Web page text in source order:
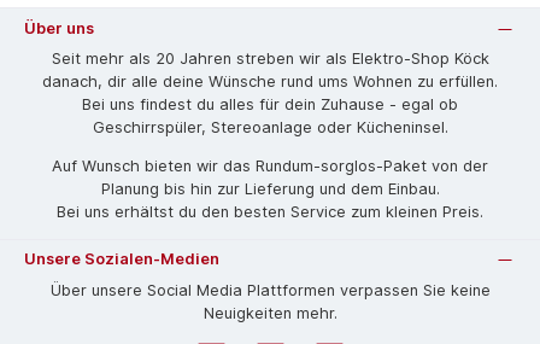
Über uns
Seit mehr als 20 Jahren streben wir als Elektro-Shop Köck
danach, dir alle deine Wünsche rund ums Wohnen zu erfüllen.
Bei uns findest du alles für dein Zuhause - egal ob
Geschirrspüler, Stereoanlage oder Kücheninsel.
Auf Wunsch bieten wir das Rund­um-sorg­los-Pa­ket von der
Planung bis hin zur Lieferung und dem Einbau.
Bei uns erhältst du den besten Service zum kleinen Preis.
Unsere Sozialen-Medien
Über unsere Social Media Plattformen verpassen Sie keine
Neuigkeiten mehr.